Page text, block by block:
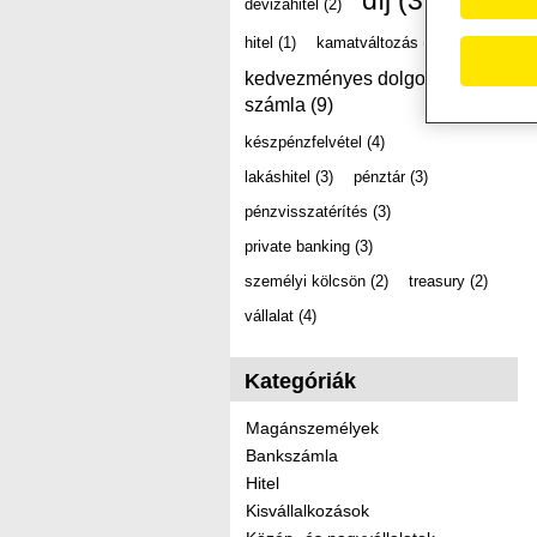
devizahitel (2)
hitel (1) kamatváltozás (2)
kedvezményes dolgozói
számla (9)
készpénzfelvétel (4)
lakáshitel (3) pénztár (3)
pénzvisszatérítés (3)
private banking (3)
személyi kölcsön (2) treasury (2)
vállalat (4)
Kategóriák
Magánszemélyek
Bankszámla
Hitel
Kisvállalkozások